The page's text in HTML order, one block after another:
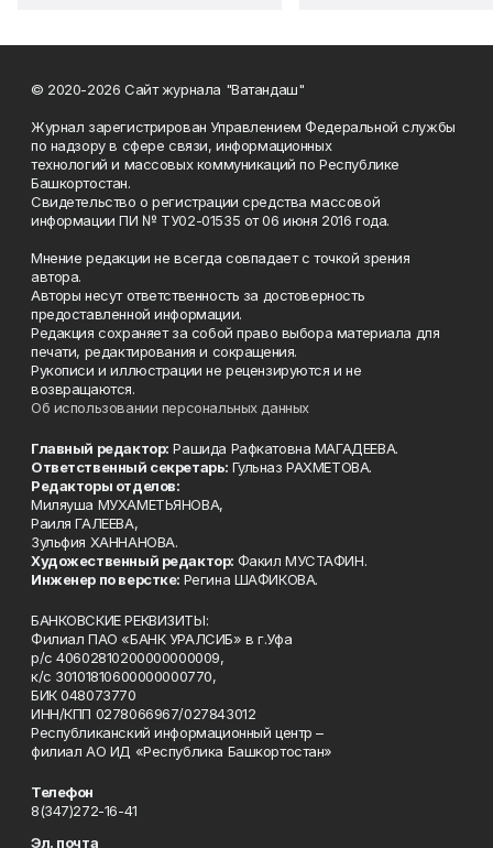
© 2020-2026 Сайт журнала "Ватандаш"
Журнал зарегистрирован Управлением Федеральной службы
по надзору в сфере связи, информационных
технологий и массовых коммуникаций по Республике
Башкортостан.
Свидетельство о регистрации средства массовой
информации ПИ № ТУ02-01535 от 06 июня 2016 года.
Мнение редакции не всегда совпадает с точкой зрения
автора.
Авторы несут ответственность за достоверность
предоставленной информации.
Редакция сохраняет за собой право выбора материала для
печати, редактирования и сокращения.
Рукописи и иллюстрации не рецензируются и не
возвращаются.
Об использовании персональных данных
Главный редактор: Рашида Рафкатовна МАГАДЕЕВА.
Ответственный секретарь: Гульназ РАХМЕТОВА.
Редакторы отделов:
Миляуша МУХАМЕТЬЯНОВА,
Раиля ГАЛЕЕВА,
Зульфия ХАННАНОВА.
Художественный редактор: Факил МУСТАФИН.
Инженер по верстке: Регина ШАФИКОВА.
БАНКОВСКИЕ РЕКВИЗИТЫ:
Филиал ПАО «БАНК УРАЛСИБ» в г.Уфа
р/с 40602810200000000009,
к/с 30101810600000000770,
БИК 048073770
ИНН/КПП 0278066967/027843012
Республиканский информационный центр –
филиал АО ИД «Республика Башкортостан»
Телефон
8(347)272-16-41
Эл. почта